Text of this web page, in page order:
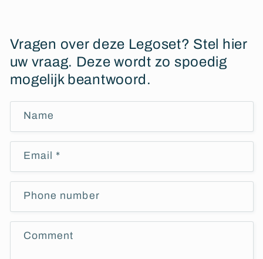
Vragen over deze Legoset? Stel hier
uw vraag. Deze wordt zo spoedig
mogelijk beantwoord.
Name
Email *
Phone number
Comment